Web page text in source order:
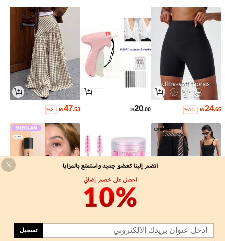
₪24.65
%15-
₪20.00
₪47.53
%3-
70
%11-
₪2.52
27
تسجيل